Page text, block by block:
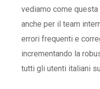
vediamo come
anche per il team
errori frequenti e
incrementando la
tutti gli utenti italiani